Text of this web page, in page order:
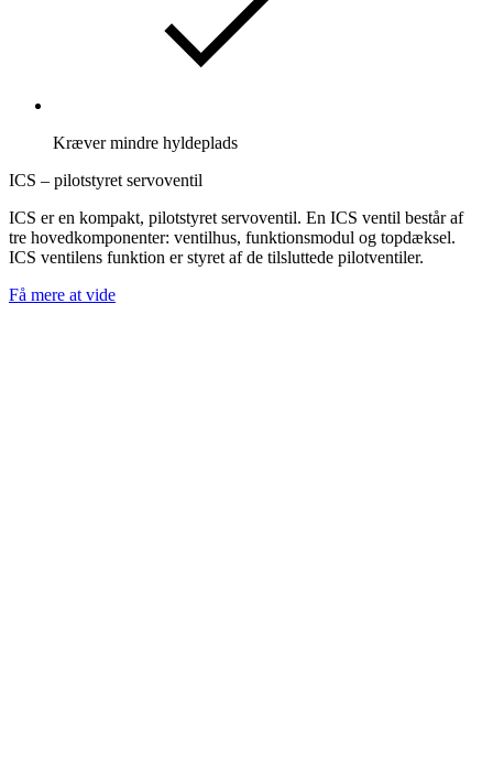
Kræver mindre hyldeplads
ICS – pilotstyret servoventil
ICS er en kompakt, pilotstyret servoventil. En ICS ventil består af
tre hovedkomponenter: ventilhus, funktionsmodul og topdæksel.
ICS ventilens funktion er styret af de tilsluttede pilotventiler.
Få mere at vide